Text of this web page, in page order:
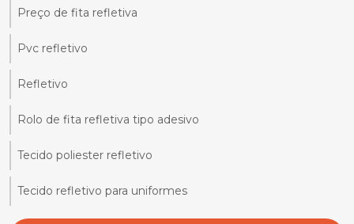
Preço de fita refletiva
Pvc refletivo
Refletivo
Rolo de fita refletiva tipo adesivo
Tecido poliester refletivo
Tecido refletivo para uniformes